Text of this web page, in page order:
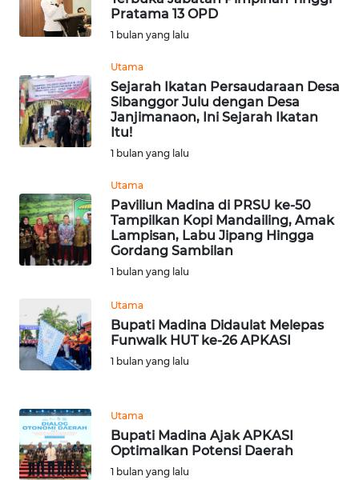
Pratama 13 OPD
1 bulan yang lalu
Utama
Sejarah Ikatan Persaudaraan Desa
Sibanggor Julu dengan Desa
Janjimanaon, Ini Sejarah Ikatan
Itu!
1 bulan yang lalu
Utama
Paviliun Madina di PRSU ke-50
Tampilkan Kopi Mandailing, Amak
Lampisan, Labu Jipang Hingga
Gordang Sambilan
1 bulan yang lalu
Utama
Bupati Madina Didaulat Melepas
Funwalk HUT ke-26 APKASI
1 bulan yang lalu
Utama
Bupati Madina Ajak APKASI
Optimalkan Potensi Daerah
1 bulan yang lalu
Wahana
WAHANA
NEWS
WAHANA
ADVOKAT
INFRASTRUKTUR
WAHANA
KONSUMEN
LISTRIK
WAHANA